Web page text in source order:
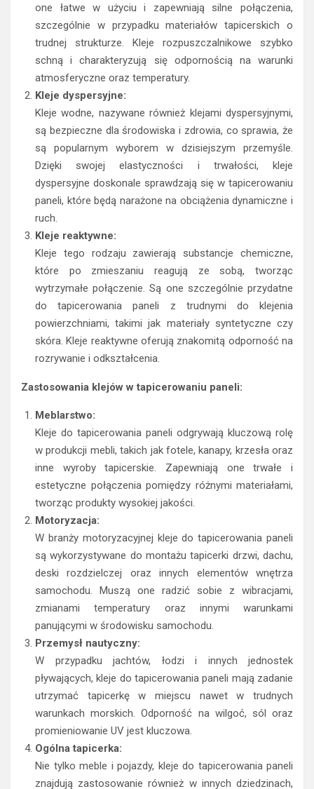
one łatwe w użyciu i zapewniają silne połączenia,
szczególnie w przypadku materiałów tapicerskich o
trudnej strukturze. Kleje rozpuszczalnikowe szybko
schną i charakteryzują się odpornością na warunki
atmosferyczne oraz temperatury.
Kleje dyspersyjne:
Kleje wodne, nazywane również klejami dyspersyjnymi,
są bezpieczne dla środowiska i zdrowia, co sprawia, że
są popularnym wyborem w dzisiejszym przemyśle.
Dzięki swojej elastyczności i trwałości, kleje
dyspersyjne doskonale sprawdzają się w tapicerowaniu
paneli, które będą narażone na obciążenia dynamiczne i
ruch.
Kleje reaktywne:
Kleje tego rodzaju zawierają substancje chemiczne,
które po zmieszaniu reagują ze sobą, tworząc
wytrzymałe połączenie. Są one szczególnie przydatne
do tapicerowania paneli z trudnymi do klejenia
powierzchniami, takimi jak materiały syntetyczne czy
skóra. Kleje reaktywne oferują znakomitą odporność na
rozrywanie i odkształcenia.
Zastosowania klejów w tapicerowaniu paneli:
Meblarstwo:
Kleje do tapicerowania paneli odgrywają kluczową rolę
w produkcji mebli, takich jak fotele, kanapy, krzesła oraz
inne wyroby tapicerskie. Zapewniają one trwałe i
estetyczne połączenia pomiędzy różnymi materiałami,
tworząc produkty wysokiej jakości.
Motoryzacja:
W branży motoryzacyjnej kleje do tapicerowania paneli
są wykorzystywane do montażu tapicerki drzwi, dachu,
deski rozdzielczej oraz innych elementów wnętrza
samochodu. Muszą one radzić sobie z wibracjami,
zmianami temperatury oraz innymi warunkami
panującymi w środowisku samochodu.
Przemysł nautyczny:
W przypadku jachtów, łodzi i innych jednostek
pływających, kleje do tapicerowania paneli mają zadanie
utrzymać tapicerkę w miejscu nawet w trudnych
warunkach morskich. Odporność na wilgoć, sól oraz
promieniowanie UV jest kluczowa.
Ogólna tapicerka:
Nie tylko meble i pojazdy, kleje do tapicerowania paneli
znajdują zastosowanie również w innych dziedzinach,